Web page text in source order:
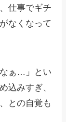
仕事でギチ
なくなって
ぁ…」とい
込みすぎ、
との自覚も